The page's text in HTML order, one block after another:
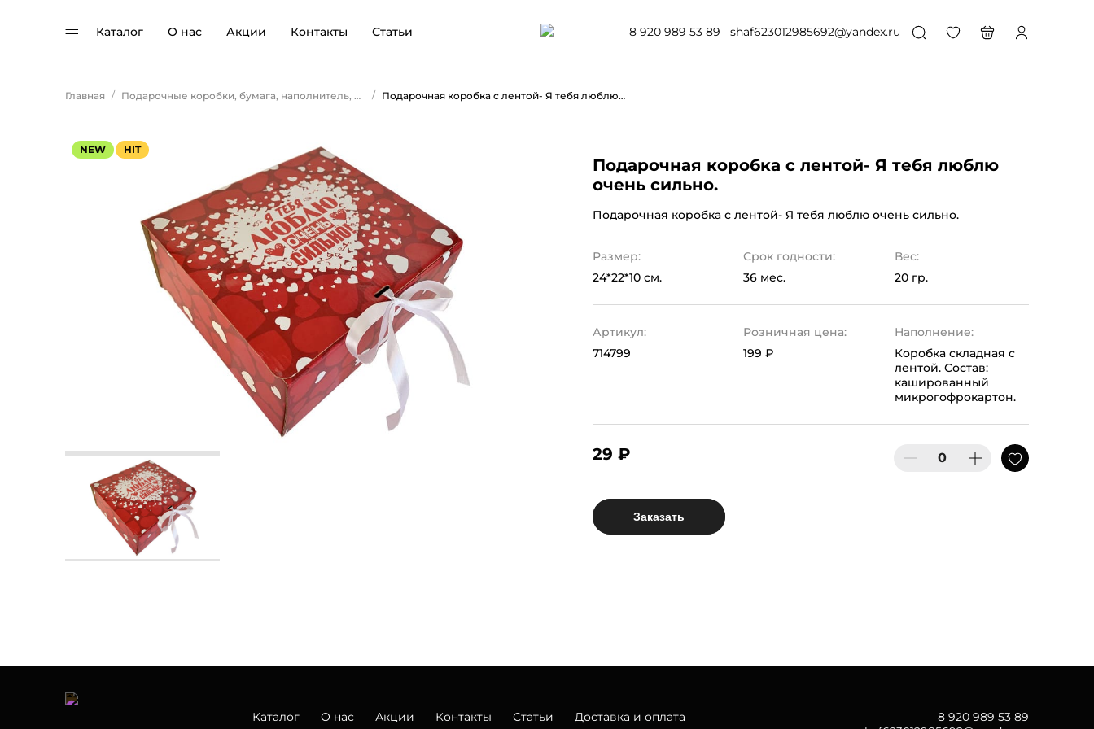
Каталог О нас Акции Контакты Статьи 8 920 989 53 89 shaf623012985692@yandex.ru
Главная / Подарочные коробки, бумага, наполнитель, ленты, свечи / Подарочная коробка с лентой- Я тебя люблю очень сильно.
NEW HIT
Подарочная коробка с лентой- Я тебя люблю
очень сильно.
Подарочная коробка с лентой- Я тебя люблю очень сильно.
Размер:
24*22*10 см.
Срок годности:
36 мес.
Вес:
20 гр.
Артикул:
714799
Розничная цена:
199 ₽
Наполнение:
Коробка складная с
лентой. Состав:
кашированный
микрогофрокартон.
29 ₽
Заказать
Каталог О нас Акции Контакты Статьи Доставка и оплата
8 920 989 53 89